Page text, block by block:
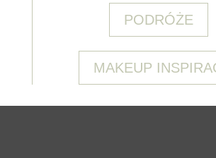
PODRÓŻE
MAKEUP